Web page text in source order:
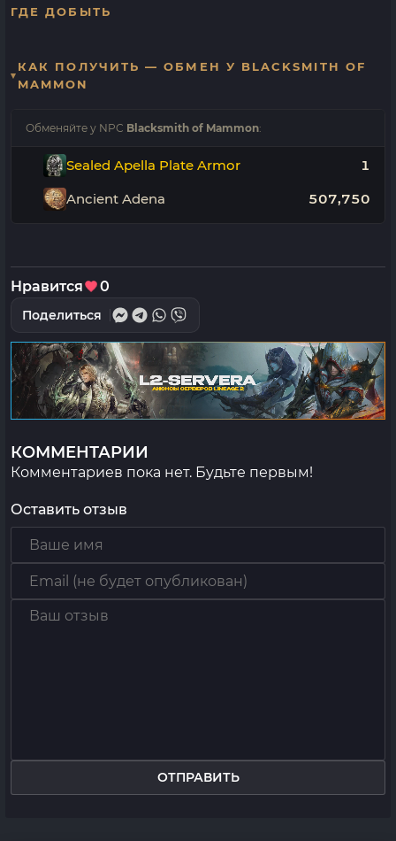
ГДЕ ДОБЫТЬ
КАК ПОЛУЧИТЬ — ОБМЕН У BLACKSMITH OF
MAMMON
Обменяйте у NPC Blacksmith of Mammon:
Sealed Apella Plate Armor 1
Ancient Adena 507,750
Нравится 0
Поделиться
КОММЕНТАРИИ
Комментариев пока нет. Будьте первым!
Оставить отзыв
ОТПРАВИТЬ